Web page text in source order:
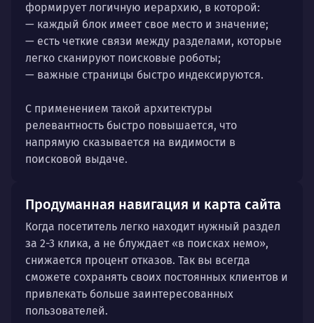
формирует логичную иерархию, в которой:
— каждый блок имеет свое место и значение;
— есть четкие связи между разделами, которые
легко сканируют поисковые роботы;
— важные страницы быстро индексируются.
С применением такой архитектуры
релевантность быстро повышается, что
напрямую сказывается на видимости в
поисковой выдаче.
Продуманная навигация и карта сайта
Когда посетитель легко находит нужный раздел
за 2-3 клика, а не блуждает «в поисках немо»,
снижается процент отказов. Так вы всегда
сможете сохранять своих постоянных клиентов и
привлекать больше заинтересованных
пользователей.